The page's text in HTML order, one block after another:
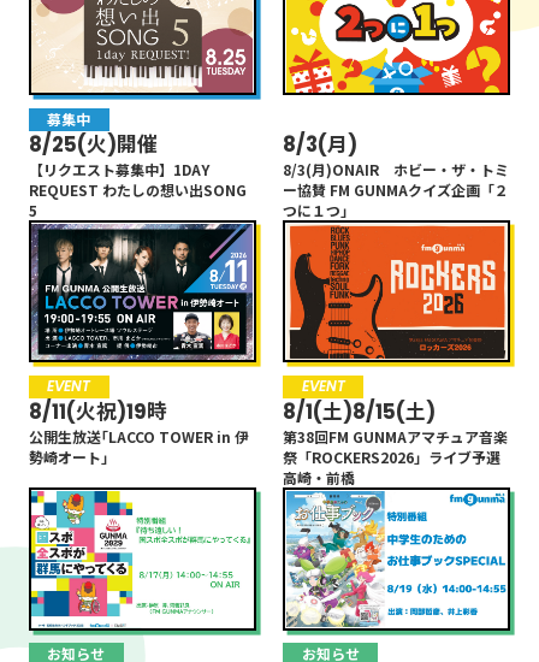
15:00
15:55
FRIDAY GOES ON～あっ、
それいただきっ！～
15:55
16:00
ホットスタッフ
presents『ホットなお仕事
トーク』
有村昆高見侑里
16:00
16:55
中山秀征の夕焼けウォンチ
ュ！
礒干彩香
16:55
17:00
FM GUNMA POWER PLAY
17:00
17:55
中山秀征の夕焼けウォンチ
ュ！
礒干彩香
募集中
8/25(火)開催
【リクエスト募集中】1DAY
REQUEST わたしの想い出SONG
5
8/3(月)
8/3(月)ONAIR ホビー・ザ・トミ
ー協賛 FM GUNMAクイズ企画「２
つに１つ」
EVENT
8/11(火祝)19時
公開生放送｢LACCO TOWER in 伊
勢崎オート｣
EVENT
8/1(土)8/15(土)
第38回FM GUNMAアマチュア音楽
祭「ROCKERS2026」ライブ予選
高崎・前橋
お知らせ お知らせ
EVENT
8/11(火祝)19時
公開生放送｢LACCO TOWER in 伊
勢崎オート｣
8/1(土)8/15(土)
第38回FM GUNMAアマチュア音楽
祭「ROCKERS2026」ライブ予選
高崎・前橋
EVENT
8/11(火祝)19時
公開生放送｢LACCO TOWER in 伊
勢崎オート｣
8/1(土)8/15(土)
第38回FM GUNMAアマチュア音楽
祭「ROCKERS2026」ライブ予選
高崎・前橋
お知らせ
8/17(月)14:00~
特別番組「待ち遠しい！国スポ全
スポが群馬にやってくる」
お知らせ
8/19（水）14:00~
8/19(水) 特別番組『中学生のため
のお仕事ブックSPECIAL』
お知らせ お知らせ